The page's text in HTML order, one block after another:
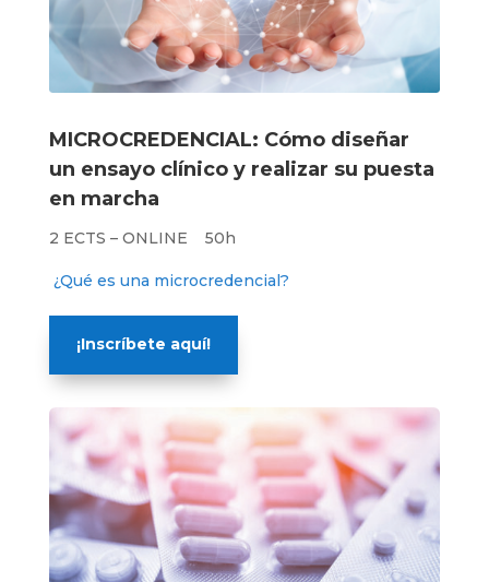
MICROCREDENCIAL: Cómo diseñar
un ensayo clínico y realizar su puesta
en marcha
2 ECTS – ONLINE 50h
¿Qué es una microcredencial?
¡Inscríbete aquí!